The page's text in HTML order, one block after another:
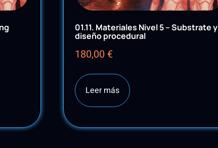
01.11. Materiales Nivel 5 – Substrate y
diseño procedural
180,00 €
Leer más